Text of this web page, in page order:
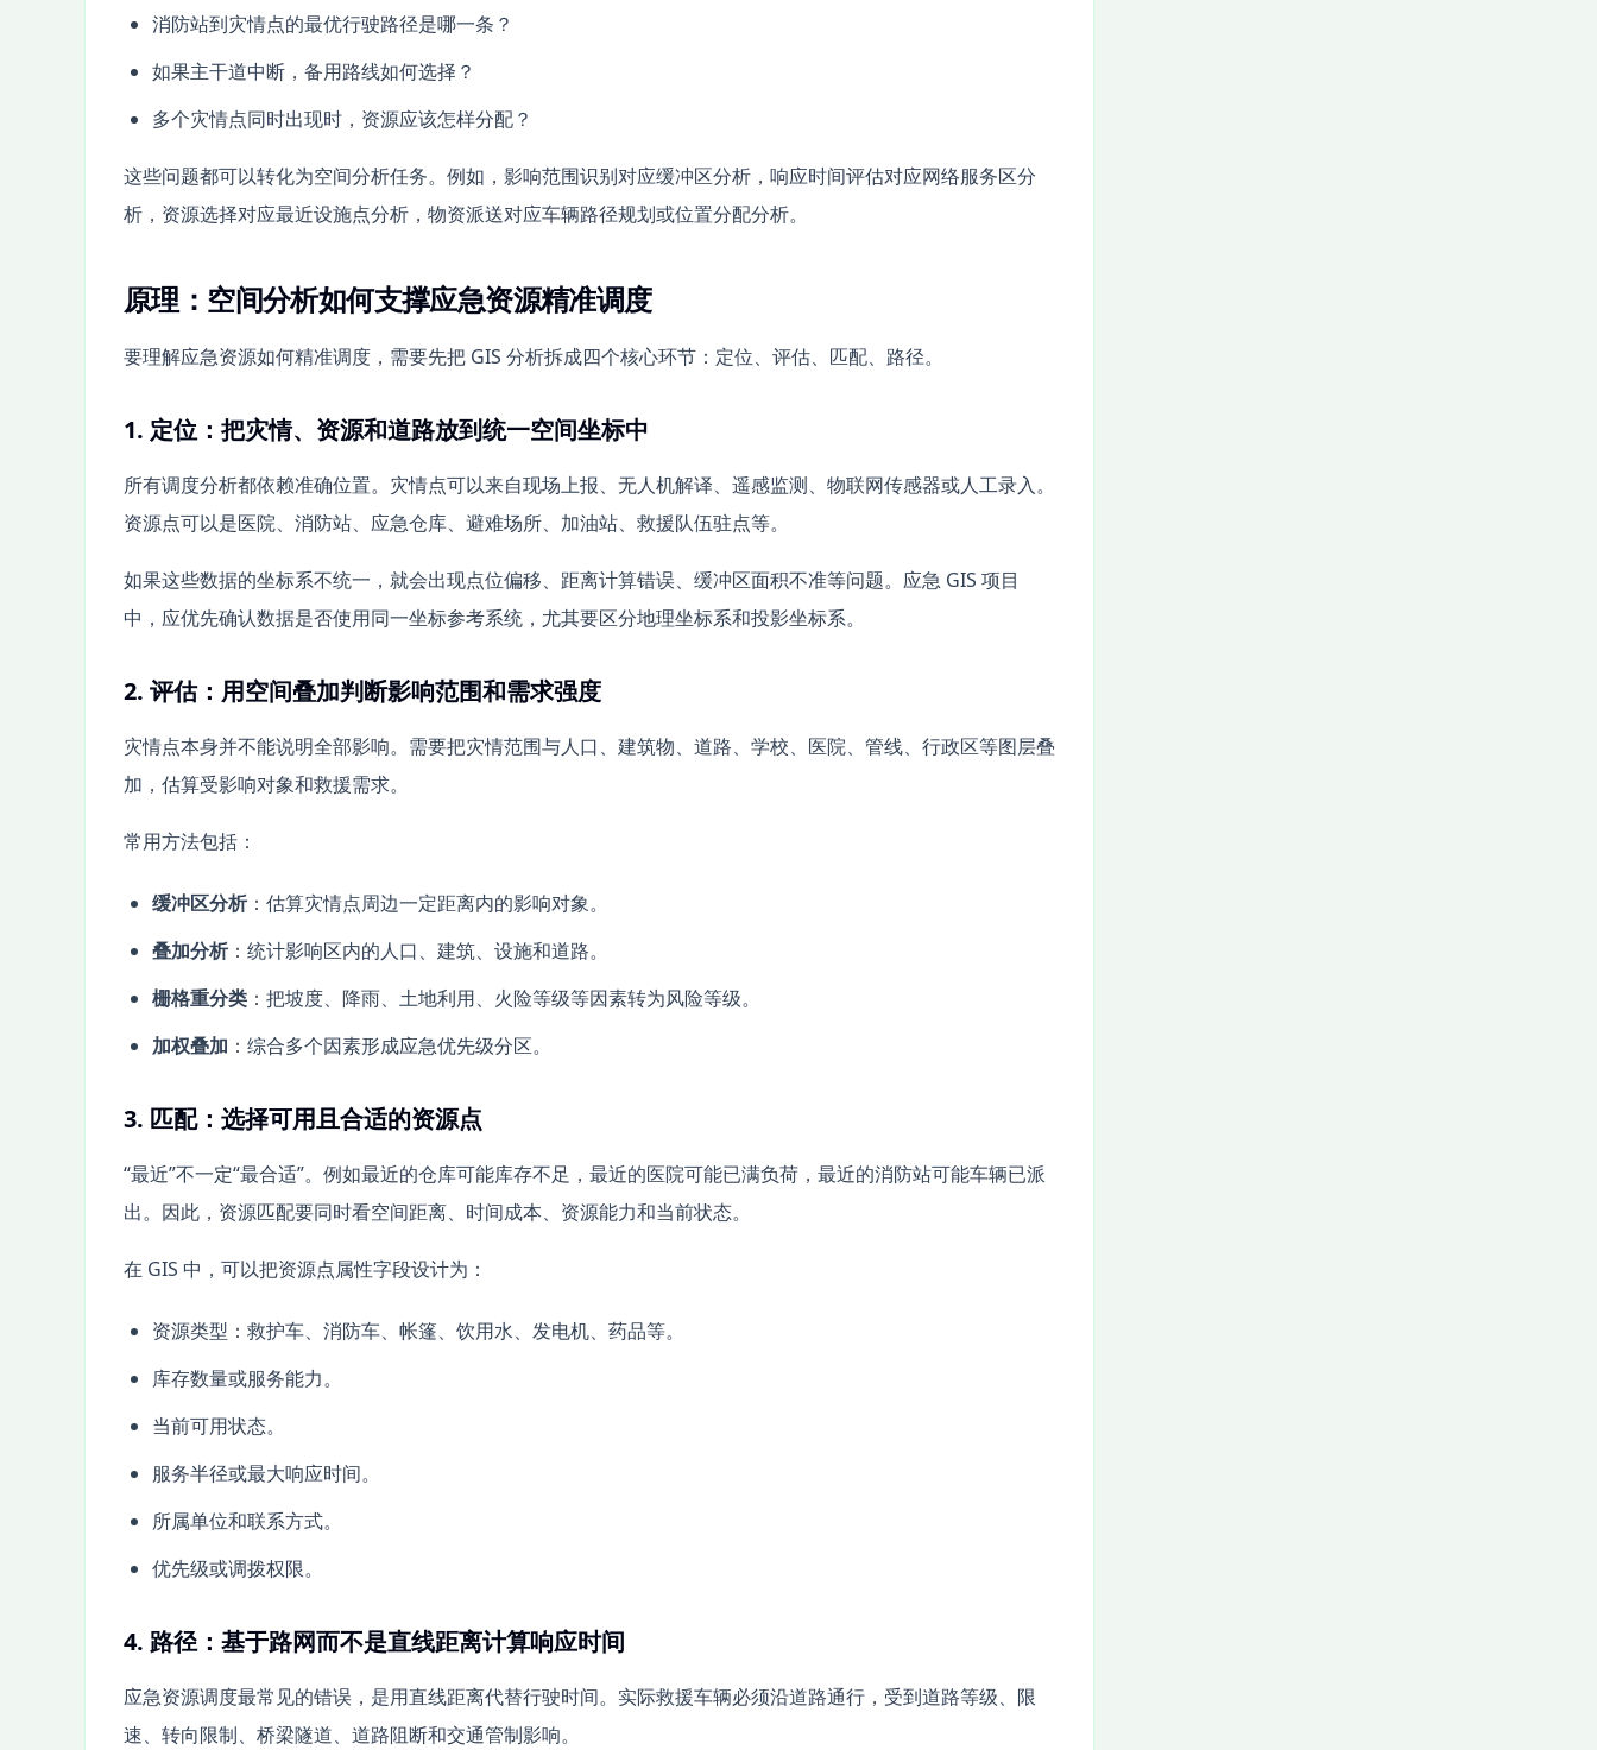
消防站到灾情点的最优行驶路径是哪一条？
如果主干道中断，备用路线如何选择？
多个灾情点同时出现时，资源应该怎样分配？
这些问题都可以转化为空间分析任务。例如，影响范围识别对应缓冲区分析，响应时间评估对应网络服务区分
析，资源选择对应最近设施点分析，物资派送对应车辆路径规划或位置分配分析。
原理：空间分析如何支撑应急资源精准调度
要理解应急资源如何精准调度，需要先把 GIS 分析拆成四个核心环节：定位、评估、匹配、路径。
1. 定位：把灾情、资源和道路放到统一空间坐标中
所有调度分析都依赖准确位置。灾情点可以来自现场上报、无人机解译、遥感监测、物联网传感器或人工录入。
资源点可以是医院、消防站、应急仓库、避难场所、加油站、救援队伍驻点等。
如果这些数据的坐标系不统一，就会出现点位偏移、距离计算错误、缓冲区面积不准等问题。应急 GIS 项目
中，应优先确认数据是否使用同一坐标参考系统，尤其要区分地理坐标系和投影坐标系。
2. 评估：用空间叠加判断影响范围和需求强度
灾情点本身并不能说明全部影响。需要把灾情范围与人口、建筑物、道路、学校、医院、管线、行政区等图层叠
加，估算受影响对象和救援需求。
常用方法包括：
缓冲区分析：估算灾情点周边一定距离内的影响对象。
叠加分析：统计影响区内的人口、建筑、设施和道路。
栅格重分类 ：把坡度、降雨、土地利用、火险等级等因素转为风险等级。
加权叠加 ：综合多个因素形成应急优先级分区。
3. 匹配：选择可用且合适的资源点
“最近”不一定“最合适”。例如最近的仓库可能库存不足，最近的医院可能已满负荷，最近的消防站可能车辆已派
出。因此，资源匹配要同时看空间距离、时间成本、资源能力和当前状态。
在 GIS 中，可以把资源点属性字段设计为：
资源类型：救护车、消防车、帐篷、饮用水、发电机、药品等。
库存数量或服务能力。
当前可用状态。
服务半径或最大响应时间。
所属单位和联系方式。
优先级或调拨权限。
4. 路径：基于路网而不是直线距离计算响应时间
应急资源调度最常见的错误，是用直线距离代替行驶时间。实际救援车辆必须沿道路通行，受到道路等级、限
速、转向限制、桥梁隧道、道路阻断和交通管制影响。